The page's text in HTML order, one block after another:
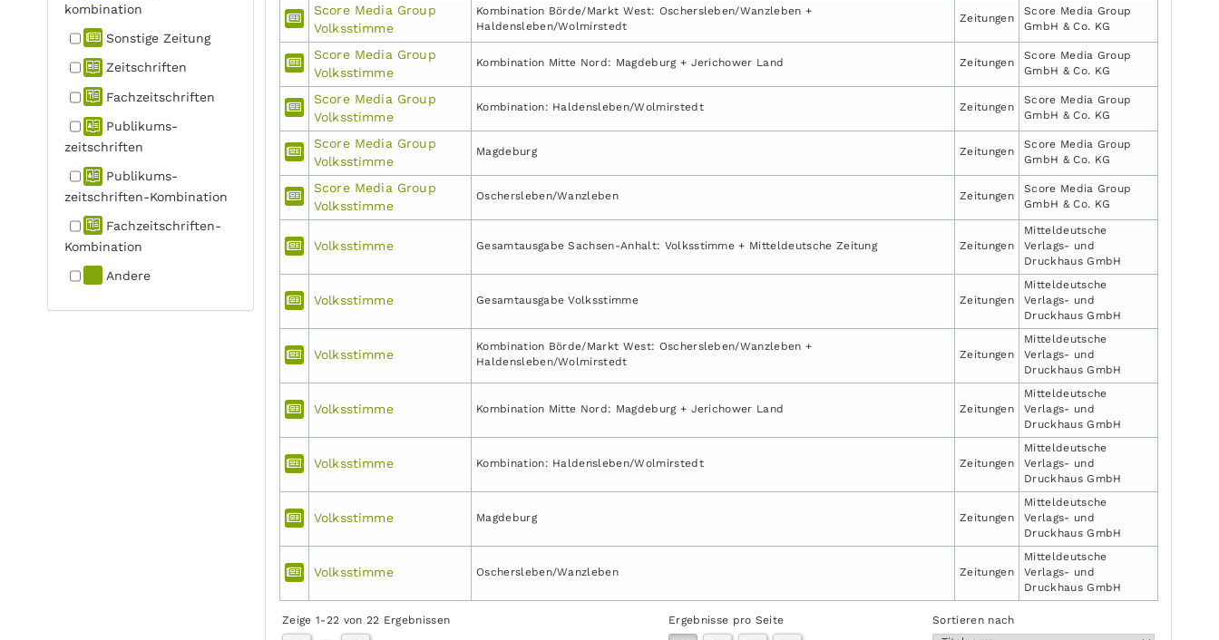
kombination
Sonstige Zeitung
Zeitschriften
Fachzeit­schriften
Publikums­
zeitschriften
Publikums­
zeitschriften-Kombination
Fachzeit­schriften-
Kombination
Andere
Score Media Group
Volksstimme
Kombination Börde/Markt West: Oschersleben/Wanzleben +
Haldensleben/Wolmirstedt
Zeitungen
Score Media Group
GmbH & Co. KG
Score Media Group
Volksstimme
Kombination Mitte Nord: Magdeburg + Jerichower Land Zeitungen
Score Media Group
GmbH & Co. KG
Score Media Group
Volksstimme
Kombination: Haldensleben/Wolmirstedt Zeitungen
Score Media Group
GmbH & Co. KG
Score Media Group
Volksstimme
Magdeburg Zeitungen
Score Media Group
GmbH & Co. KG
Score Media Group
Volksstimme
Oschersleben/Wanzleben Zeitungen
Score Media Group
GmbH & Co. KG
Volksstimme Gesamtausgabe Sachsen-Anhalt: Volksstimme + Mitteldeutsche Zeitung Zeitungen
Mitteldeutsche
Verlags- und
Druckhaus GmbH
Volksstimme Gesamtausgabe Volksstimme Zeitungen
Mitteldeutsche
Verlags- und
Druckhaus GmbH
Volksstimme
Kombination Börde/Markt West: Oschersleben/Wanzleben +
Haldensleben/Wolmirstedt
Zeitungen
Mitteldeutsche
Verlags- und
Druckhaus GmbH
Volksstimme Kombination Mitte Nord: Magdeburg + Jerichower Land Zeitungen
Mitteldeutsche
Verlags- und
Druckhaus GmbH
Volksstimme Kombination: Haldensleben/Wolmirstedt Zeitungen
Mitteldeutsche
Verlags- und
Druckhaus GmbH
Volksstimme Magdeburg Zeitungen
Mitteldeutsche
Verlags- und
Druckhaus GmbH
Volksstimme Oschersleben/Wanzleben Zeitungen
Mitteldeutsche
Verlags- und
Druckhaus GmbH
Zeige 1-22 von 22 Ergebnissen Ergebnisse pro Seite Sortieren nach